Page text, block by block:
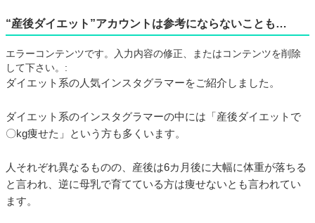
“産後ダイエット”アカウントは参考にならないことも…
エラーコンテンツです。入力内容の修正、またはコンテンツを削除
して下さい。:
ダイエット系の人気インスタグラマーをご紹介しました。
ダイエット系のインスタグラマーの中には「産後ダイエットで
〇kg痩せた」という方も多くいます。
人それぞれ異なるものの、産後は6カ月後に大幅に体重が落ちる
と言われ、逆に母乳で育てている方は痩せないとも言われてい
ます。